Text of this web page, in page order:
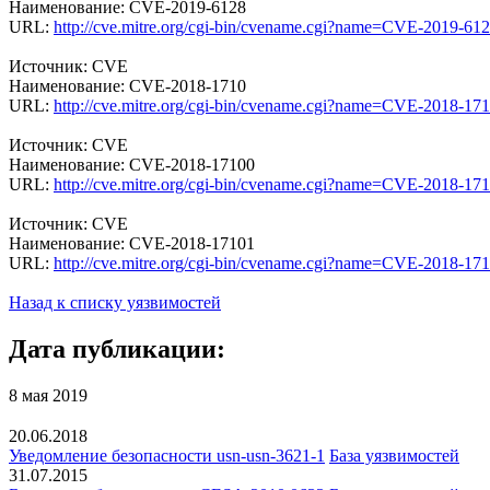
Наименование: CVE-2019-6128
URL: http://cve.mitre.org/cgi-bin/cvename.cgi?name=CVE-2019-
Источник: CVE
Наименование: CVE-2018-1710
URL: http://cve.mitre.org/cgi-bin/cvename.cgi?name=CVE-2018-
Источник: CVE
Наименование: CVE-2018-17100
URL: http://cve.mitre.org/cgi-bin/cvename.cgi?name=CVE-2018-
Источник: CVE
Наименование: CVE-2018-17101
URL: http://cve.mitre.org/cgi-bin/cvename.cgi?name=CVE-2018-
Назад к списку уязвимостей
Дата публикации:
8 мая 2019
20.06.2018
Уведомление безопасности usn-usn-3621-1 База уязвимостей
31.07.2015